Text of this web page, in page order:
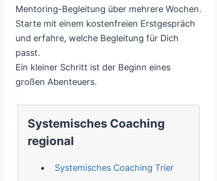
Mentoring-Begleitung über mehrere Wochen.
Starte mit einem kostenfreien Erstgespräch
und erfahre, welche Begleitung für Dich
passt.
Ein kleiner Schritt ist der Beginn eines
großen Abenteuers.
Systemisches Coaching
regional
Systemisches Coaching Trier